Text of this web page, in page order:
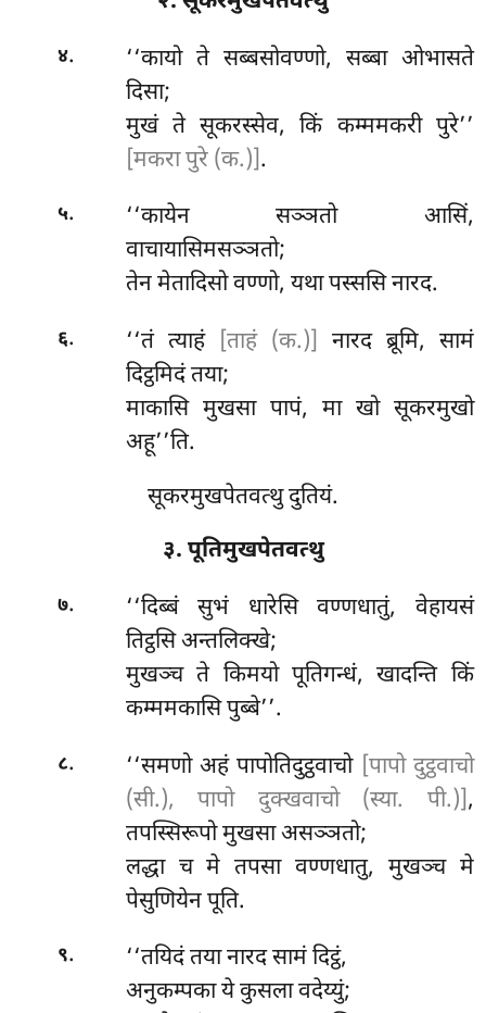
४. ‘‘कायो ते सब्बसोवण्णो, सब्बा ओभासते
दिसा;
मुखं ते सूकरस्सेव, किं कम्ममकरी पुरे’’
[मकरा पुरे (क.)] .
५.
‘‘कायेन सञ्ञतो आसिं,
वाचायासिमसञ्ञतो;
तेन मेतादिसो वण्णो, यथा पस्ससि नारद.
६. ‘‘तं त्याहं [ताहं (क.)] नारद ब्रूमि, सामं
दिट्ठमिदं तया;
माकासि मुखसा पापं, मा खो सूकरमुखो
अहू’’ति.
सूकरमुखपेतवत्थु दुतियं.
३. पूतिमुखपेतवत्थु
७.
‘‘दिब्बं सुभं धारेसि वण्णधातुं, वेहायसं
तिट्ठसि अन्तलिक्खे;
मुखञ्च ते किमयो पूतिगन्धं, खादन्ति किं
कम्ममकासि पुब्बे’’.
८. ‘‘समणो अहं पापोतिदुट्ठवाचो [पापो दुट्ठवाचो
(सी.), पापो दुक्खवाचो (स्या. पी.)] ,
तपस्सिरूपो मुखसा असञ्ञतो;
लद्धा च मे तपसा वण्णधातु, मुखञ्च मे
पेसुणियेन पूति.
९.
‘‘तयिदं तया नारद सामं दिट्ठं,
अनुकम्पका ये कुसला वदेय्युं;